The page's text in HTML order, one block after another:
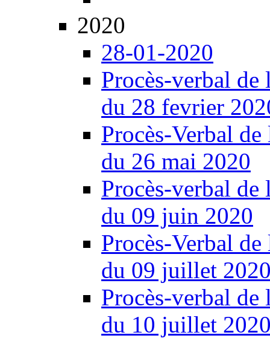
2020
28-01-2020
Procès-verbal
du 28 fevrier
Procès-Verbal
du 26 mai 2020
Procès-verbal
du 09 juin 2020
Procès-Verbal
du 09 juillet
Procès-verbal
du 10 juillet